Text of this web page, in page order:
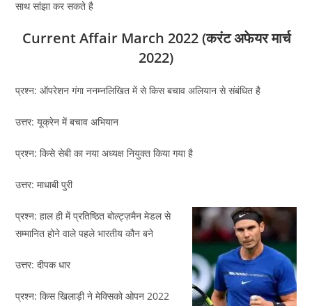
साथ सांझा कर सकते है
Current Affair March 2022 (करंट अफेयर मार्च
2022)
प्रश्न: ऑपरेशन गंगा ननम्नलिखित में से किस बचाव अलियान से संबंधित है
उत्तर: यूक्रेन में बचाव अभियान
प्रश्न: किसे सेबी का नया अध्यक्ष नियुक्त किया गया है
उत्तर: माधाबी पुरी
प्रश्न: हाल ही में प्रतिष्ठित बोल्ट्ज़मैन मेडल से
सम्मानित होने वाले पहले भारतीय कौन बने
उत्तर: दीपक धार
प्रश्न: किस खिलाड़ी ने मेक्सिको ओपन 2022